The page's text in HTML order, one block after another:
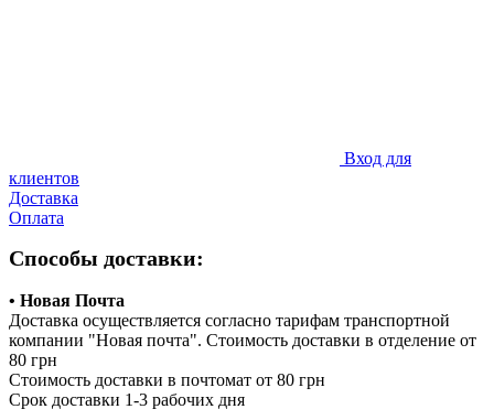
Вход для
клиентов
Доставка
Оплата
Способы доставки:
• Новая Почта
Доставка осуществляется согласно тарифам транспортной
компании "Новая почта". Стоимость доставки в отделение от
80 грн
Стоимость доставки в почтомат от 80 грн
Срок доставки 1-3 рабочих дня